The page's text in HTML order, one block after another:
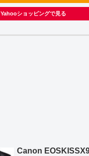
Yahooショッピングで見る
Canon